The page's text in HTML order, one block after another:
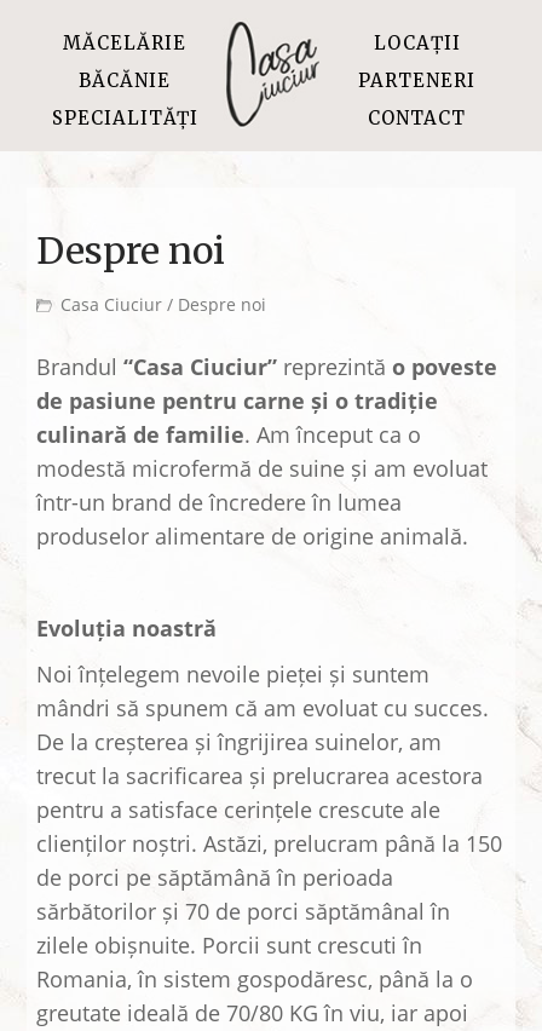
MĂCELĂRIE
BĂCĂNIE
SPECIALITĂȚI
LOCAȚII
PARTENERI
CONTACT
Despre noi
Casa Ciuciur / Despre noi
Brandul“Casa Ciuciur” reprezintăo poveste
de pasiune pentru carne și o tradiție
culinară de familie. Am început ca o
modestă microfermă de suine și am evoluat
într-un brand de încredere în lumea
produselor alimentare de origine animală.
Evoluția noastră
Noi înțelegem nevoile pieței și suntem
mândri să spunem că am evoluat cu succes.
De la creșterea și îngrijirea suinelor, am
trecut la sacrificarea și prelucrarea acestora
pentru a satisface cerințele crescute ale
clienților noștri. Astăzi, prelucram până la 150
de porci pe săptămână în perioada
sărbătorilor și 70 de porci săptămânal în
zilele obișnuite. Porcii sunt crescuti în
Romania, în sistem gospodăresc, până la o
greutate ideală de 70/80 KG în viu, iar apoi